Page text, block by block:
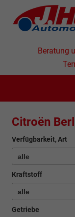
Beratung
Citroën
Verfügbarkeit, Art
Kraftstoff
Getriebe